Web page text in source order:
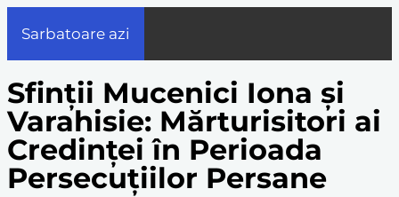
Sarbatoare azi
Sfinții Mucenici Iona și
Varahisie: Mărturisitori ai
Credinței în Perioada
Persecuțiilor Persane